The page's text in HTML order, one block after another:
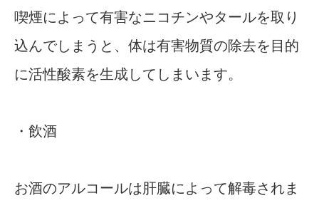
喫煙によって有害なニコチンやタールを取り
込んでしまうと、体は有害物質の除去を目的
に活性酸素を生成してしまいます。
・飲酒
お酒のアルコールは肝臓によって解毒されま